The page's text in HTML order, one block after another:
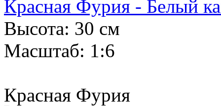
Красная Фурия - Белый
Высота: 30 см
Масштаб: 1:6
Красная Фурия